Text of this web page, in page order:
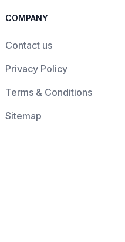
COMPANY
Contact us
Privacy Policy
Terms & Conditions
Sitemap